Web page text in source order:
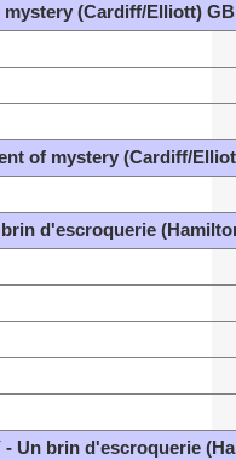
mystery (Cardiff/Elliott) GB
of mystery (Cardiff/
d'escroquerie
- Un brin d'escroquerie